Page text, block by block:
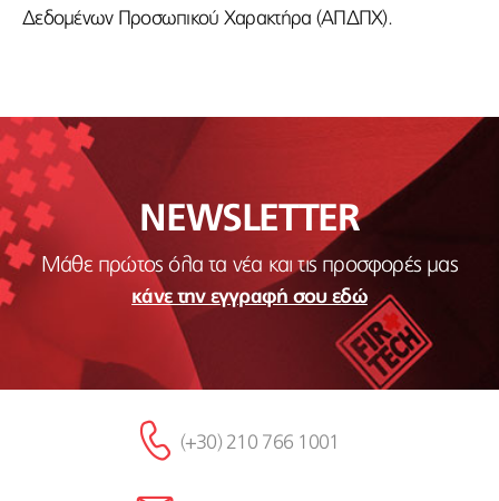
Δεδομένων Προσωπικού Χαρακτήρα (ΑΠΔΠΧ).
NEWSLETTER
Μάθε πρώτος όλα τα νέα και τις προσφορές μας
κάνε την εγγραφή σου εδώ
(+30) 210 766 1001